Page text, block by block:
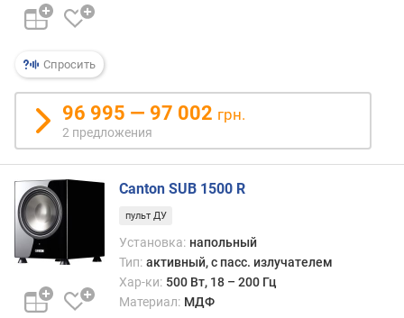
т
е
о
в
л
е
н
и
я
п
к
о
Спросить
96 995 — 97 002 грн.
2 предложения
Canton SUB 1500 R
пульт ДУ
Установка: напольный
Тип: активный, с пасс. излучателем
Хар-ки: 500 Вт, 18 – 200 Гц
Материал: МДФ